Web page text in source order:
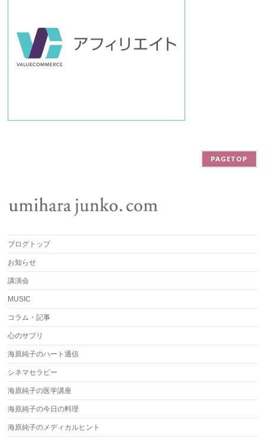
PAGETOP
ブログトップ
お知らせ
講演会
MUSIC
コラム・記事
心のサプリ
海原純子のハート通信
シネマセラピー
海原純子の医学講座
海原純子の今日の料理
海原純子のメディカルヒント